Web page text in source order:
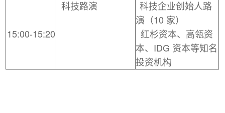
15:00-15:20
科技路演
科技企业创始人路
演（10 家）
红杉资本、高瓴资
本、IDG 资本等知名
投资机构